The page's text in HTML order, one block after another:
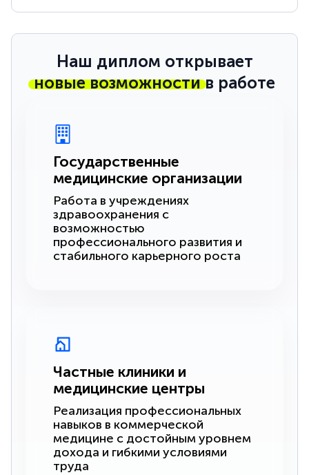
Наш диплом открывает
новые возможностив работе
Государственные
медицинские организации
Работа в учреждениях
здравоохранения с
возможностью
профессионального развития и
стабильного карьерного роста
Частные клиники и
медицинские центры
Реализация профессиональных
навыков в коммерческой
медицине с достойным уровнем
дохода и гибкими условиями
труда